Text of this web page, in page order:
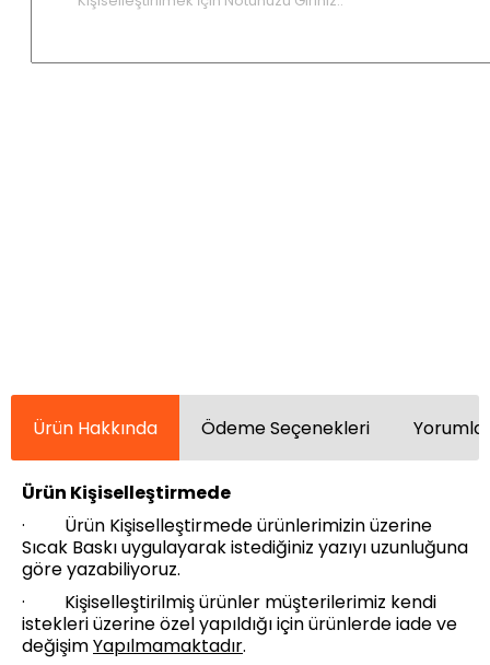
Ürün Hakkında Ödeme Seçenekleri
Ürün Kişiselleştirmede
· Ürün Kişiselleştirmede ürünlerimizin üzerine
Sıcak Baskı uygulayarak istediğiniz yazıyı uzunluğuna
göre yazabiliyoruz.
· Kişiselleştirilmiş ürünler müşterilerimiz kendi
istekleri üzerine özel yapıldığı için ürünlerde iade ve
değişimYapılmamaktadır.